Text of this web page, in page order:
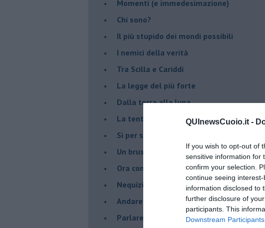
QUInewsCuoio.it -
If you wish to opt-out of
sensitive information for
confirm your selection.
continue seeing
information disclosed to
further disclosure of
participants. This
Downstream Participants
Momenti (e immedesimazione)
Chi sono?
Il più stupido dei mondi possibili
I nemici della verità
Tra Scilla e Cariddi
La legge del più forte
Dalla terra alla luna
La tentazione
​Sì per sempre? O no al momento?
Un brusco risveglio
Ora come allora
Nequizia
Andare oltre lo specchio
Parlare con la televisione